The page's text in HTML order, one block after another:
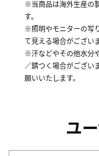
※当商品は海外生産の
す。
※照明やモニターの写
て見える場合がございま
※汗などやその他水分
／錆つく場合がござい
願いいたします。
ユ